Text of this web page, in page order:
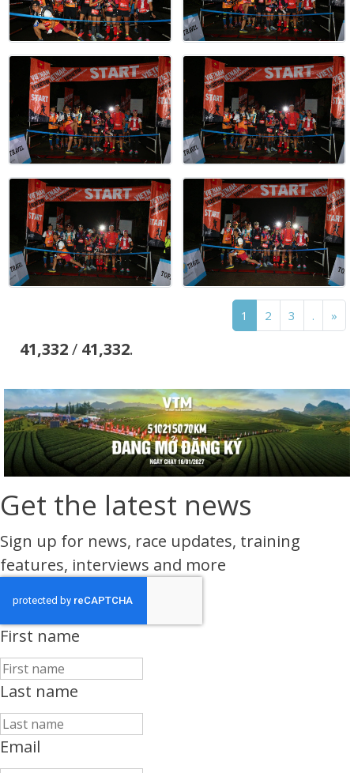
1 2 3 . »
41,332/ 41,332.
Get the latest news
Sign up for news, race updates, training
features, interviews and more
First name
Last name
Email